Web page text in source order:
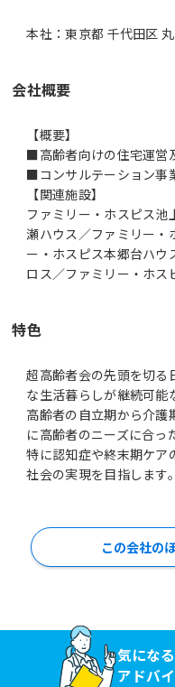
本社：東京都 千代田区
会社概要
【概要】
■高齢者向けの住宅運営
■コンサルテーション事
【関連施設】
ファミリー・ホスピス
瀬ハウス／ファミリー・
ー・ホスピス本郷台ハウ
ロス／ファミリー・ホ
特色
超高齢者会の先頭を切る
な生活暮らしが継続可能
高齢者の自立期から介護
に高齢者のニーズに合っ
特に認知症や終末期ケア
この会社の
気にな
アドバ